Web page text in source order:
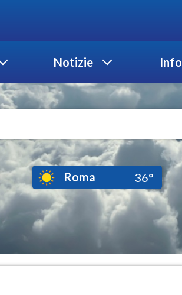
Notizie Info
Roma 36°